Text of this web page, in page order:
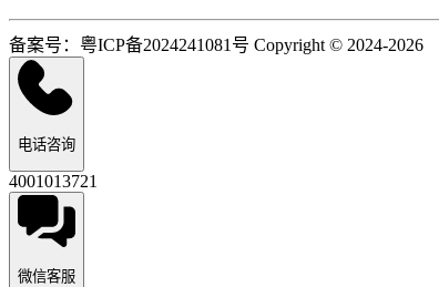
备案号：粤ICP备2024241081号 Copyright © 2024-2026
电话咨询
4001013721
微信客服